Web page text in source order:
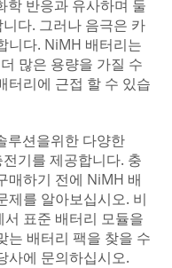
학 반응과 유사하며 둘
다. 그러나 음극은 카
니다. NiMH 배터리는
많은 용량을 가질 수
터리에 근접 할 수 있습
루션을위한 다양한
기를 제공합니다. 충
매하기 전에 NiMH 배
제를 알아보십시오. 비
표준 배터리 모듈을
는 배터리 팩을 찾을 수
사에 문의하십시오.